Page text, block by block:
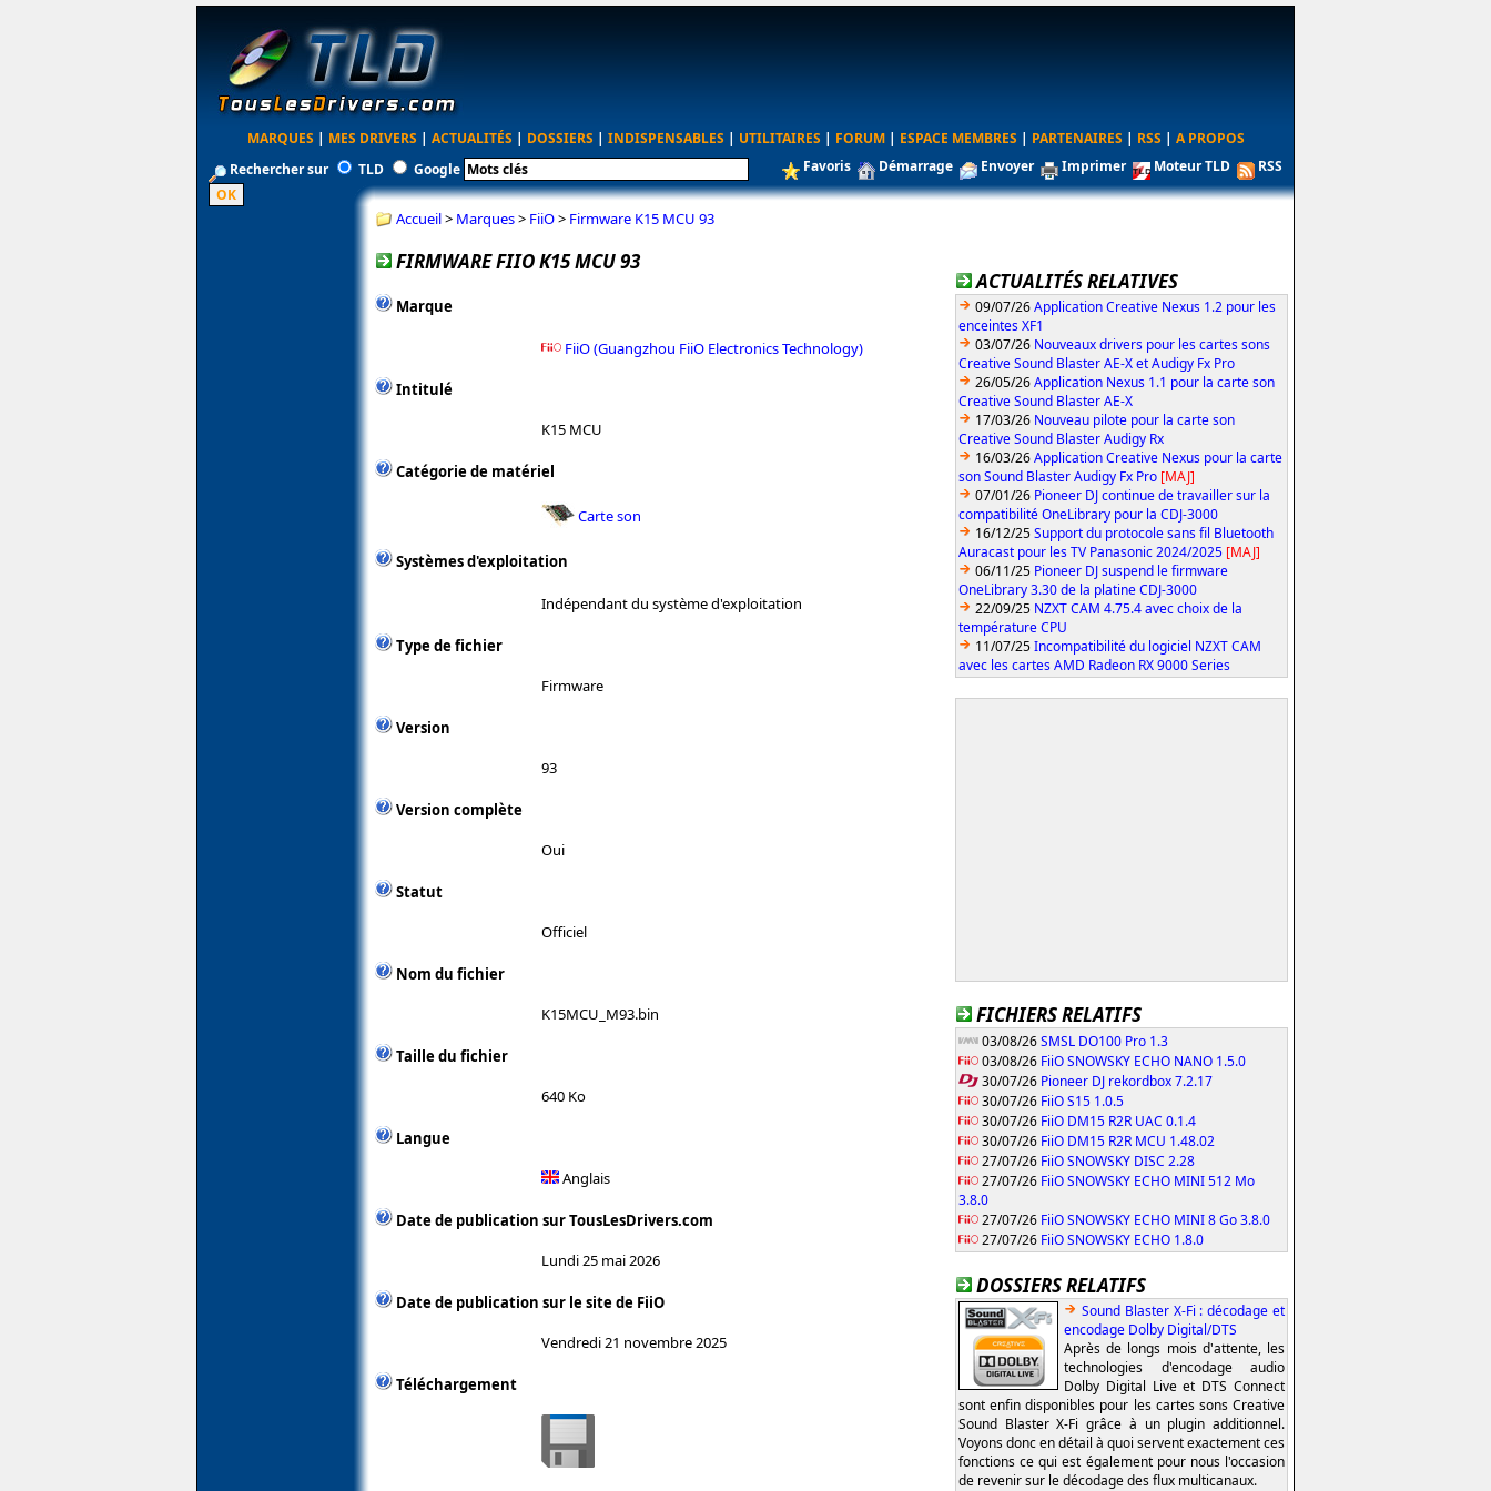
MARQUES | MES DRIVERS | ACTUALITÉS | DOSSIERS | INDISPENSABLES | UTILITAIRES | FORUM | ESPACE MEMBRES | PARTENAIRES | RSS | A PROPOS
Rechercher sur
TLD Google Favoris Démarrage Envoyer Imprimer Moteur TLD RSS
Accueil> Marques> FiiO> Firmware K15 MCU 93
FIRMWARE FIIO K15 MCU 93
Marque
FiiO (Guangzhou FiiO Electronics Technology)
Intitulé
K15 MCU
Catégorie de matériel
Carte son
Systèmes d'exploitation
Indépendant du système d'exploitation
Type de fichier
Firmware
Version
93
Version complète
Oui
Statut
Officiel
Nom du fichier
K15MCU_M93.bin
Taille du fichier
640 Ko
Langue
Anglais
Date de publication sur TousLesDrivers.com
Lundi 25 mai 2026
Date de publication sur le site de FiiO
Vendredi 21 novembre 2025
Téléchargement
ACTUALITÉS RELATIVES
09/07/26Application Creative Nexus 1.2 pour les
enceintes XF1
03/07/26 Nouveaux drivers pour les cartes sons
Creative Sound Blaster AE-X et Audigy Fx Pro
26/05/26Application Nexus 1.1 pour la carte son
Creative Sound Blaster AE-X
17/03/26 Nouveau pilote pour la carte son
Creative Sound Blaster Audigy Rx
16/03/26Application Creative Nexus pour la carte
son Sound Blaster Audigy Fx Pro [MAJ]
07/01/26 Pioneer DJ continue de travailler sur la
compatibilité OneLibrary pour la CDJ-3000
16/12/25Support du protocole sans fil Bluetooth
Auracast pour les TV Panasonic 2024/2025 [MAJ]
06/11/25 Pioneer DJ suspend le firmware
OneLibrary 3.30 de la platine CDJ-3000
22/09/25 NZXT CAM 4.75.4 avec choix de la
température CPU
11/07/25Incompatibilité du logiciel NZXT CAM
avec les cartes AMD Radeon RX 9000 Series
FICHIERS RELATIFS
03/08/26SMSL DO100 Pro 1.3
03/08/26 FiiO SNOWSKY ECHO NANO 1.5.0
30/07/26 Pioneer DJ rekordbox 7.2.17
30/07/26 FiiO S15 1.0.5
30/07/26 FiiO DM15 R2R UAC 0.1.4
30/07/26 FiiO DM15 R2R MCU 1.48.02
27/07/26 FiiO SNOWSKY DISC 2.28
27/07/26 FiiO SNOWSKY ECHO MINI 512 Mo
3.8.0
27/07/26 FiiO SNOWSKY ECHO MINI 8 Go 3.8.0
27/07/26 FiiO SNOWSKY ECHO 1.8.0
DOSSIERS RELATIFS
Sound Blaster X-Fi : décodage et
encodage Dolby Digital/DTS
Après de longs mois d'attente, les
technologies d'encodage audio
Dolby Digital Live et DTS Connect
sont enfin disponibles pour les cartes sons Creative
Sound Blaster X-Fi grâce à un plugin additionnel.
Voyons donc en détail à quoi servent exactement ces
fonctions ce qui est également pour nous l'occasion
de revenir sur le décodage des flux multicanaux.